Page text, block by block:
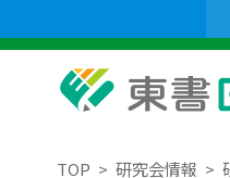
TOP 研究会情報